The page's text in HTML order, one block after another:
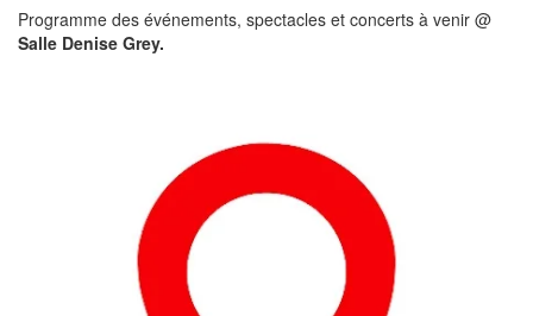
Programme des événements, spectacles et concerts à venir @
Salle Denise Grey.